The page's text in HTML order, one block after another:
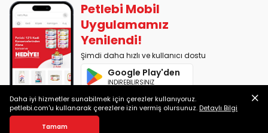
PETLEBİ EVCİL HAYVAN ÜRÜNLERİ PAZ. SAN. TİC. LTD. ŞTİ. Alaşarköy Mah.
1. Alaşar Cad. No: 9 Osmangazi/Bursa
7290599225 vergi numarasıyla Uludağ Vergi Dairesi'ne bağlıdır.
2014-2026 © petlebi.com v11.89.0
Bursa'da sevgiyle yapıldı.
Petlebi Mobil
Uygulamamız
Yenilendi!
Şimdi daha hızlı ve kullanıcı dostu
Google Play'den
İNDİREBİLİRSİNİZ
App Store'dan
Daha iyi hizmetler sunabilmek için çerezler kullanıyoruz.
petlebi.com'u kullanarak çerezlere izin vermiş olursunuz.Detaylı Bilgi
Tamam